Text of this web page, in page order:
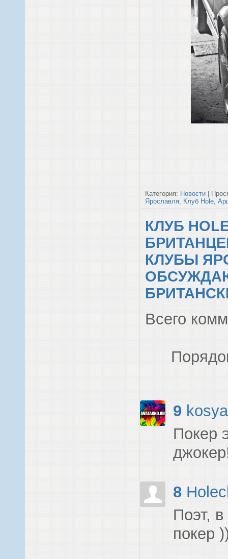
Категория: Новости |
Ярославля Клуб Hole
КЛУБ
КЛУБЫ
Всего
9
Покер
8
Поэт,
покер